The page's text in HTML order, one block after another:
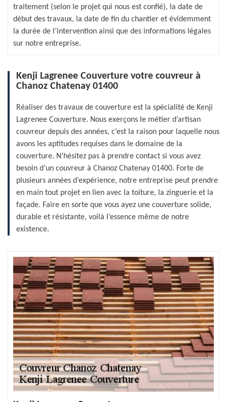
traitement (selon le projet qui nous est confié), la date de
début des travaux, la date de fin du chantier et évidemment
la durée de l’intervention ainsi que des informations légales
sur notre entreprise.
Kenji Lagrenee Couverture votre couvreur à
Chanoz Chatenay 01400
Réaliser des travaux de couverture est la spécialité de Kenji
Lagrenee Couverture. Nous exerçons le métier d’artisan
couvreur depuis des années, c’est la raison pour laquelle nous
avons les aptitudes requises dans le domaine de la
couverture. N’hésitez pas à prendre contact si vous avez
besoin d’un couvreur à Chanoz Chatenay 01400. Forte de
plusieurs années d’expérience, notre entreprise peut prendre
en main tout projet en lien avec la toiture, la zinguerie et la
façade. Faire en sorte que vous ayez une couverture solide,
durable et résistante, voilà l’essence même de notre
existence.